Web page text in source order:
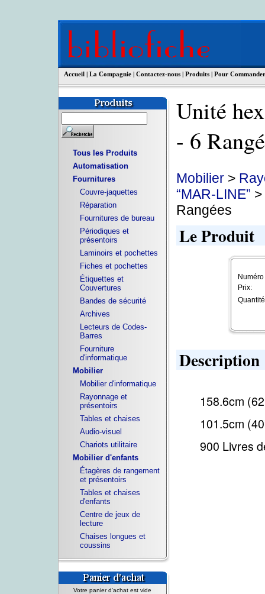
Accueil | La Compagnie | Contactez-nous | Produits | Pour Commander
Tous les Produits
Automatisation
Fournitures
Couvre-jaquettes
Réparation
Fournitures de bureau
Périodiques et
présentoirs
Laminoirs et pochettes
Fiches et pochettes
Étiquettes et
Couvertures
Bandes de sécurité
Archives
Lecteurs de Codes-
Barres
Fourniture
d'informatique
Mobilier
Mobilier d'informatique
Rayonnage et
présentoirs
Tables et chaises
Audio-visuel
Chariots utilitaire
Mobilier d'enfants
Étagères de rangement
et présentoirs
Tables et chaises
d'enfants
Centre de jeux de
lecture
Chaises longues et
coussins
Votre panier d'achat est vide
Unité
- 6
Mobilier >
“MAR-LINE”
Rangées
Le Produit
Prix:
Description
158.6cm
101.5cm
900 Livres